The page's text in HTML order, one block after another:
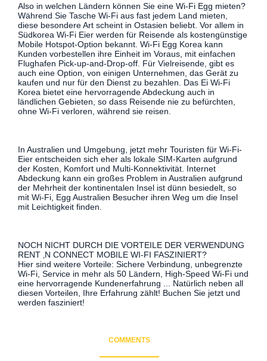
Also in welchen Ländern können Sie eine Wi-Fi Egg mieten?
Während Sie Tasche Wi-Fi aus fast jedem Land mieten,
diese besondere Art scheint in Ostasien beliebt. Vor allem in
Südkorea Wi-Fi Eier werden für Reisende als kostengünstige
Mobile Hotspot-Option bekannt. Wi-Fi Egg Korea kann
Kunden vorbestellen ihre Einheit im Voraus, mit einfachen
Flughafen Pick-up-and-Drop-off. Für Vielreisende, gibt es
auch eine Option, von einigen Unternehmen, das Gerät zu
kaufen und nur für den Dienst zu bezahlen. Das Ei Wi-Fi
Korea bietet eine hervorragende Abdeckung auch in
ländlichen Gebieten, so dass Reisende nie zu befürchten,
ohne Wi-Fi verloren, während sie reisen.
In Australien und Umgebung, jetzt mehr Touristen für Wi-Fi-
Eier entscheiden sich eher als lokale SIM-Karten aufgrund
der Kosten, Komfort und Multi-Konnektivität. Internet
Abdeckung kann ein großes Problem in Australien aufgrund
der Mehrheit der kontinentalen Insel ist dünn besiedelt, so
mit Wi-Fi, Egg Australien Besucher ihren Weg um die Insel
mit Leichtigkeit finden.
NOCH NICHT DURCH DIE VORTEILE DER VERWENDUNG
RENT ‚N CONNECT MOBILE WI-FI FASZINIERT?
Hier sind weitere Vorteile: Sichere Verbindung, unbegrenzte
Wi-Fi, Service in mehr als 50 Ländern, High-Speed ​​Wi-Fi und
eine hervorragende Kundenerfahrung ... Natürlich neben all
diesen Vorteilen, Ihre Erfahrung zählt! Buchen Sie jetzt und
werden fasziniert!
COMMENTS